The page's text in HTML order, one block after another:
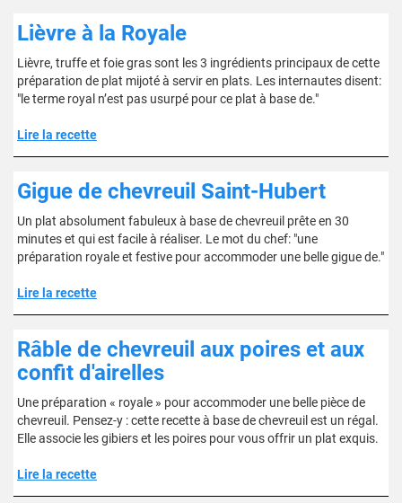
Lièvre à la Royale
Lièvre, truffe et foie gras sont les 3 ingrédients principaux de cette
préparation de plat mijoté à servir en plats. Les internautes disent:
"le terme royal n’est pas usurpé pour ce plat à base de."
Lire la recette
Gigue de chevreuil Saint-Hubert
Un plat absolument fabuleux à base de chevreuil prête en 30
minutes et qui est facile à réaliser. Le mot du chef: "une
préparation royale et festive pour accommoder une belle gigue de."
Lire la recette
Râble de chevreuil aux poires et aux
confit d'airelles
Une préparation « royale » pour accommoder une belle pièce de
chevreuil. Pensez-y : cette recette à base de chevreuil est un régal.
Elle associe les gibiers et les poires pour vous offrir un plat exquis.
Lire la recette